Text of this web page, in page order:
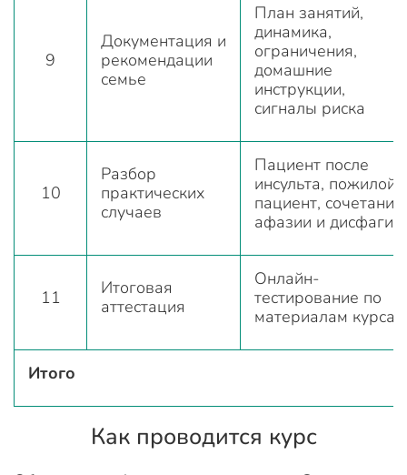
9
Документация и
рекомендации
семье
План занятий,
динамика,
ограничения,
домашние
инструкции,
сигналы риска
10
Разбор
практических
случаев
Пациент после
инсульта, пожилой
пациент, сочетание
афазии и дисфагии
11
Итоговая
аттестация
Онлайн-
тестирование по
материалам курса
Итого
Как проводится курс